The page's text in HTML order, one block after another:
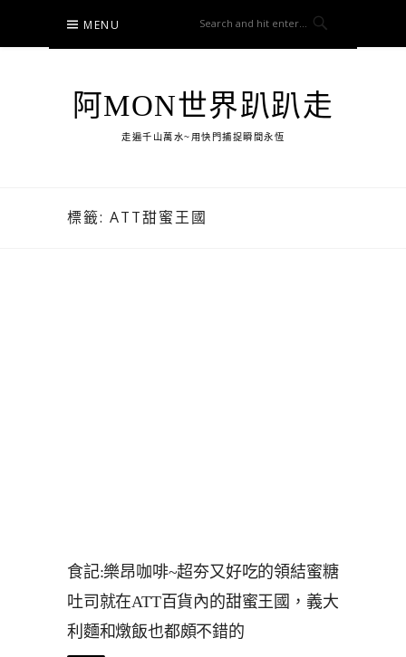
content
MENU
阿MON世界趴趴走
走遍千山萬水~用快門捕捉瞬間永恆
標籤: ATT甜蜜王國
食記:樂昂咖啡~超夯又好吃的領結蜜糖
吐司就在ATT百貨內的甜蜜王國，義大
利麵和燉飯也都頗不錯的